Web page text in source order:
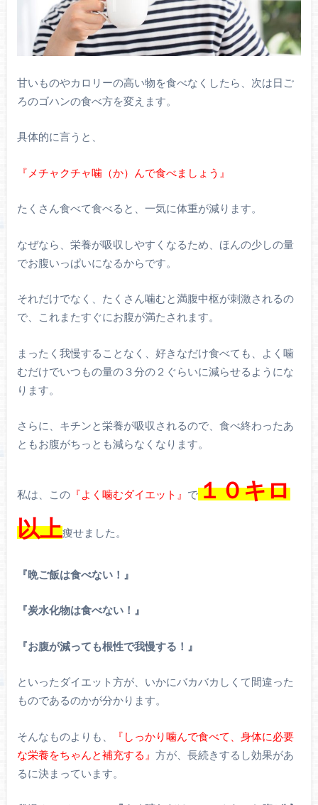
甘いものやカロリーの高い物を食べなくしたら、次は日ご
ろのゴハンの食べ方を変えます。
具体的に言うと、
『メチャクチャ噛（か）んで食べましょう』
たくさん食べて食べると、一気に体重が減ります。
なぜなら、栄養が吸収しやすくなるため、ほんの少しの量
でお腹いっぱいになるからです。
それだけでなく、たくさん噛むと満腹中枢が刺激されるの
で、これまたすぐにお腹が満たされます。
まったく我慢することなく、好きなだけ食べても、よく噛
むだけでいつもの量の３分の２ぐらいに減らせるようにな
ります。
さらに、キチンと栄養が吸収されるので、食べ終わったあ
ともお腹がちっとも減らなくなります。
私は、この『よく噛むダイエット』 で１０キロ
以上痩せました。
『晩ご飯は食べない！』
『炭水化物は食べない！』
『お腹が減っても根性で我慢する！』
といったダイエット方が、いかにバカバカしくて間違った
ものであるのかが分かります。
そんなものよりも、
『しっかり噛んで食べて、身体に必要
な栄養をちゃんと補充する』 方が、長続きするし効果があ
るに決まっています。